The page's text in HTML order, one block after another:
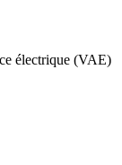
électrique (VAE)